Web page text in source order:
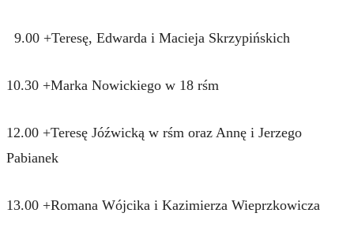
9.00 +Teresę, Edwarda i Macieja Skrzypińskich
10.30 +Marka Nowickiego w 18 rśm
12.00 +Teresę Jóźwicką w rśm oraz Annę i Jerzego
Pabianek
13.00 +Romana Wójcika i Kazimierza Wieprzkowicza